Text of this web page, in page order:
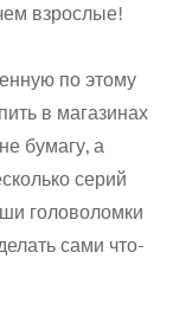
взрослые!
по этому
в магазинах
бумагу, а
серий
головоломки
сами что-